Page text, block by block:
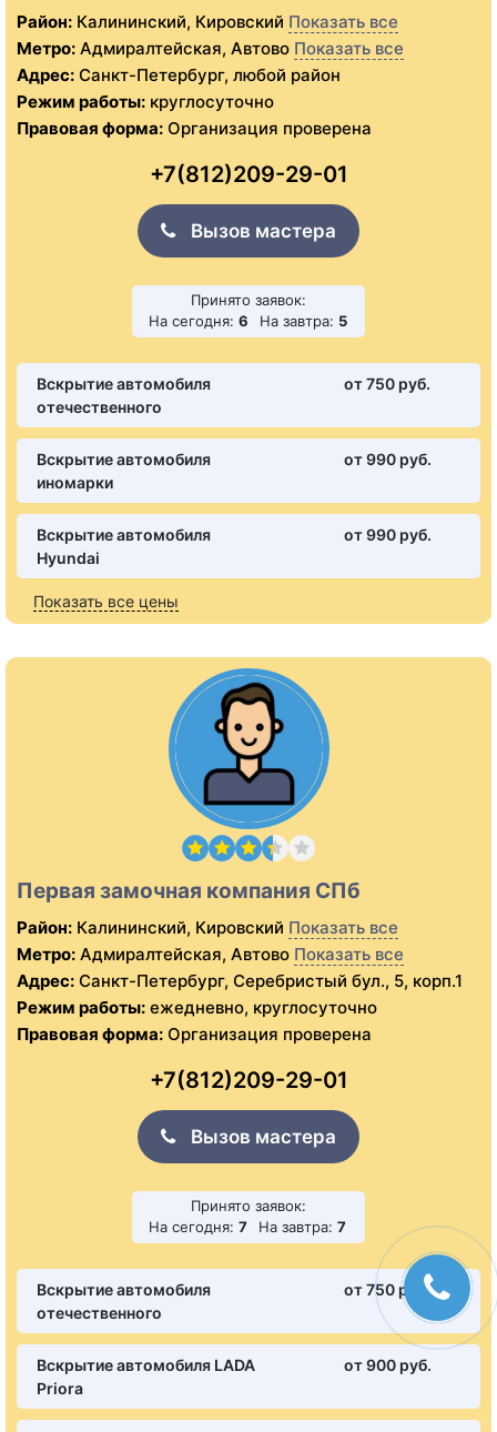
Район: Калининский, Кировский Показать все
Метро: Адмиралтейская, Автово Показать все
Адрес: Санкт-Петербург, любой район
Режим работы: круглосуточно
Правовая форма: Организация проверена
+7(812)209-29-01
Вызов мастера
Принято заявок:
На сегодня: 6 На завтра: 5
Вскрытие автомобиля
отечественного
от 750 pуб.
Вскрытие автомобиля
иномарки
от 990 pуб.
Вскрытие автомобиля
Hyundai
от 990 pуб.
Показать все цены
Первая замочная компания СПб
Район: Калининский, Кировский Показать все
Метро: Адмиралтейская, Автово Показать все
Адрес: Санкт-Петербург, Серебристый бул., 5, корп.1
Режим работы: ежедневно, круглосуточно
Правовая форма: Организация проверена
+7(812)209-29-01
Вызов мастера
Принято заявок:
На сегодня: 7 На завтра: 7
Вскрытие автомобиля
отечественного
от 750 pуб.
Вскрытие автомобиля LADA
Priora
от 900 pуб.